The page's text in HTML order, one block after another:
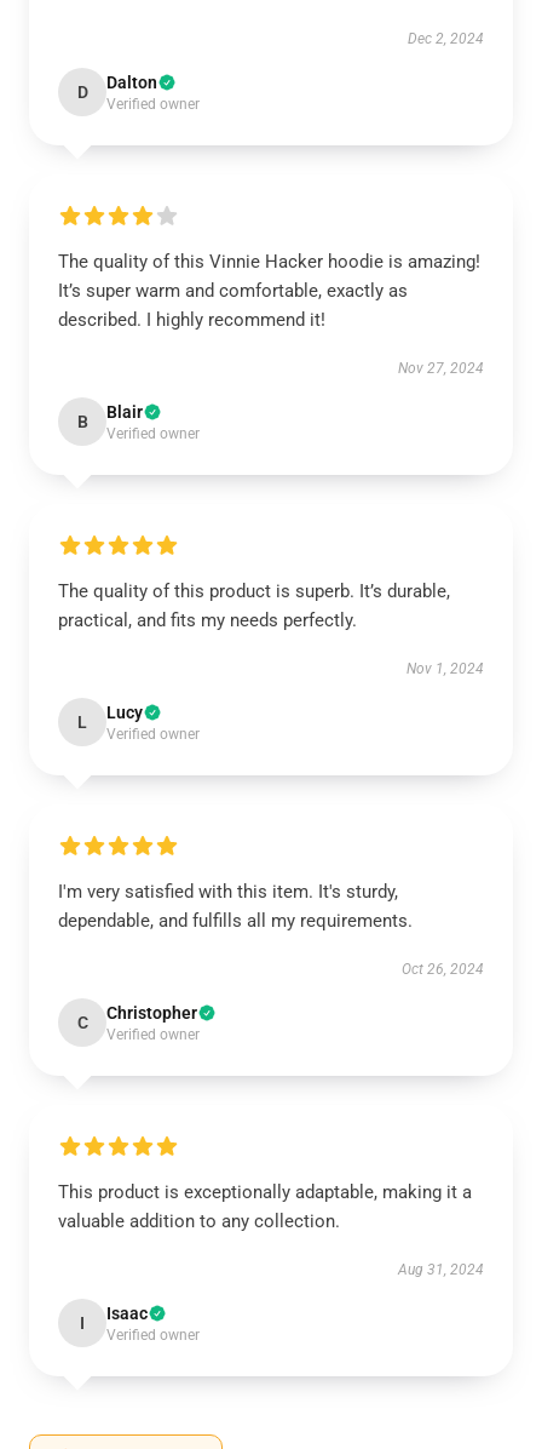
Dec 2, 2024
D Dalton
Verified owner
The quality of this Vinnie Hacker hoodie is amazing!
It’s super warm and comfortable, exactly as
described. I highly recommend it!
Nov 27, 2024
B Blair
Verified owner
The quality of this product is superb. It’s durable,
practical, and fits my needs perfectly.
Nov 1, 2024
L Lucy
Verified owner
I'm very satisfied with this item. It's sturdy,
dependable, and fulfills all my requirements.
Oct 26, 2024
C Christopher
Verified owner
This product is exceptionally adaptable, making it a
valuable addition to any collection.
Aug 31, 2024
I Isaac
Verified owner